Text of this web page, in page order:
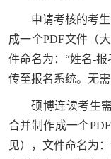
申请考核的考
成一个PDF文件（
件命名为：“姓名-
传至报名系统。无需
硕博连读考生
合并制作成一个
见），文件命名为